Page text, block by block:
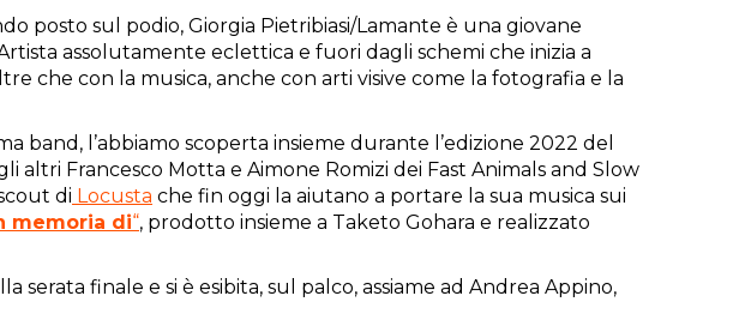
posto sul podio, Giorgia Pietribiasi/Lamante è una giovane
assolutamente eclettica e fuori dagli schemi che inizia a
che con la musica, anche con arti visive come la fotografia e la
band, l’abbiamo scoperta insieme durante l’edizione 2022 del
altri Francesco Motta e Aimone Romizi dei Fast Animals and Slow
di Locusta che fin oggi la aiutano a portare la sua musica sui
memoria di“, prodotto insieme a Taketo Gohara e realizzato
serata finale e si è esibita, sul palco, assiame ad Andrea Appino,